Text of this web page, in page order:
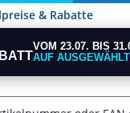
& Rabatte
VOM 23.07. BIS
AUF